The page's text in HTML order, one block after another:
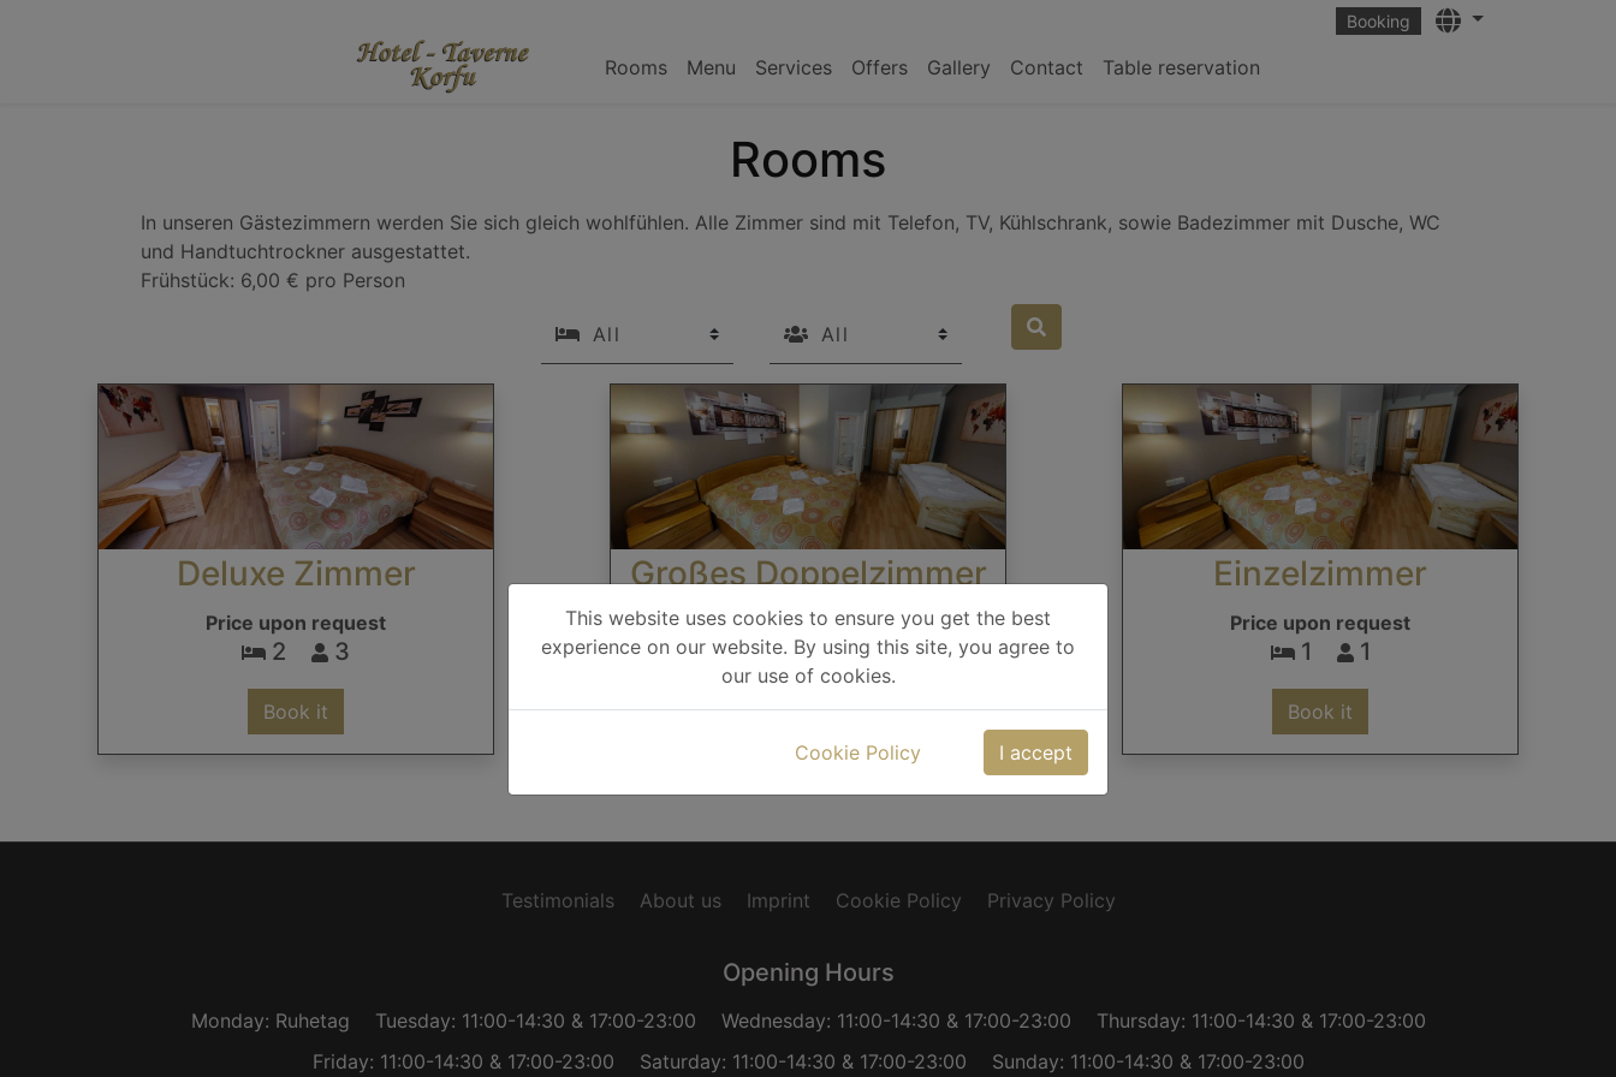
Booking Languages
Rooms Menu Services Offers Gallery Contact Table reservation
Rooms
In unseren Gästezimmern werden Sie sich gleich wohlfühlen. Alle Zimmer sind mit Telefon, TV, Kühlschrank, sowie Badezimmer mit Dusche, WC
und Handtuchtrockner ausgestattet.
Frühstück: 6,00 € pro Person
Deluxe Zimmer
Price upon request
2 3
Book it
Großes Doppelzimmer
Price upon request
1 2
Book it
Einzelzimmer
Price upon request
1 1
Book it
Testimonials About us Imprint Cookie Policy Privacy Policy
Opening Hours
Monday: Ruhetag Tuesday: 11:00-14:30 & 17:00-23:00 Wednesday: 11:00-14:30 & 17:00-23:00
Thursday: 11:00-14:30 & 17:00-23:00
Friday: 11:00-14:30 & 17:00-23:00
Saturday: 11:00-14:30 & 17:00-23:00 Sunday: 11:00-14:30 & 17:00-23:00
This website uses cookies to ensure you get the best
experience on our website. By using this site, you agree to
our use of cookies.
Cookie Policy I accept